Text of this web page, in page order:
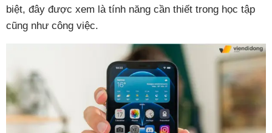
biệt, đây được xem là tính năng cần thiết trong học tập
cũng như công việc.